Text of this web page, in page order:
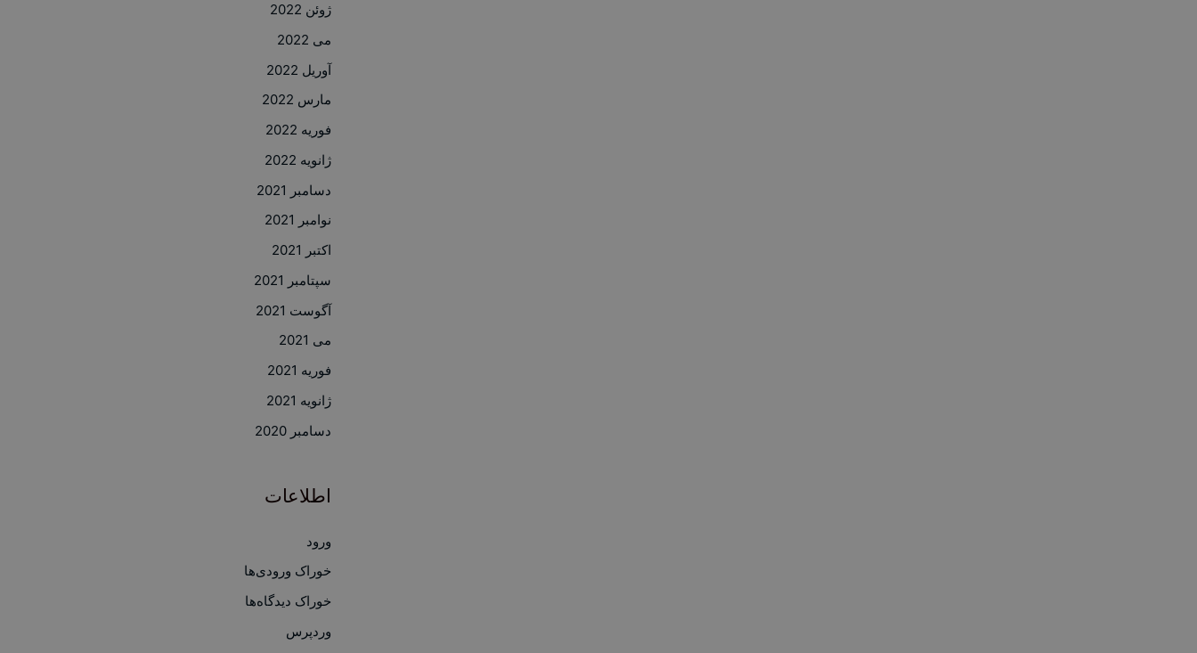
ژوئن 2022
می 2022
آوریل 2022
مارس 2022
فوریه 2022
ژانویه 2022
دسامبر 2021
نوامبر 2021
اکتبر 2021
سپتامبر 2021
آگوست 2021
می 2021
فوریه 2021
ژانویه 2021
دسامبر 2020
اطلاعات
ورود
خوراک ورودی‌ها
خوراک دیدگاه‌ها
وردپرس